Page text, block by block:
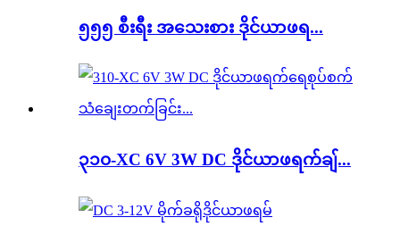
၅၅၅ စီးရီး အသေးစား ဒိုင်ယာဖရ...
၃၁၀-XC 6V 3W DC ဒိုင်ယာဖရက်ချ်...